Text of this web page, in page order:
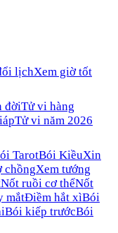
lịchXem giờ tốt
đờiTử vi hàng
Tử vi năm 2026
TarotBói KiềuXin
chồngXem tướng
Nốt ruồi cơ thểNốt
mắtĐiềm hắt xìBói
Bói kiếp trướcBói